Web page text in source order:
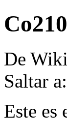
De
Saltar a:
Este